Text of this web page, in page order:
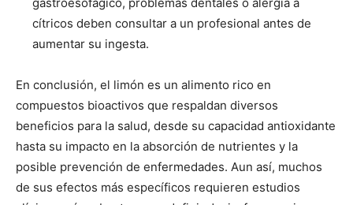
gastroesofágico, problemas dentales o alergia a
cítricos deben consultar a un profesional antes de
aumentar su ingesta.
En conclusión, el limón es un alimento rico en
compuestos bioactivos que respaldan diversos
beneficios para la salud, desde su capacidad antioxidante
hasta su impacto en la absorción de nutrientes y la
posible prevención de enfermedades. Aun así, muchos
de sus efectos más específicos requieren estudios